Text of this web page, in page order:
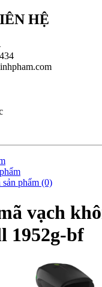
HỆ
phẩm (0)
vạch
1952g-bf